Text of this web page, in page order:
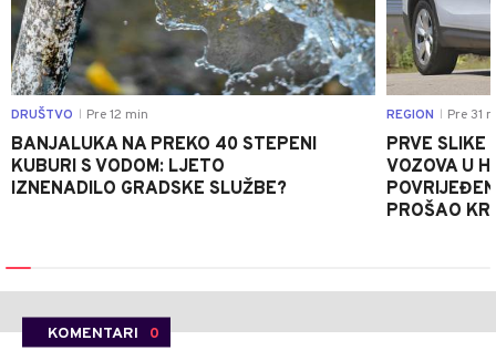
DRUŠTVO Pre 12 min
BANJALUKA NA PREKO 40 STEPENI
KUBURI S VODOM: LJETO
IZNENADILO GRADSKE SLUŽBE?
REGION Pre 31
PRVE SLIKE
VOZOVA U
PROŠAO
KOMENTARI 0